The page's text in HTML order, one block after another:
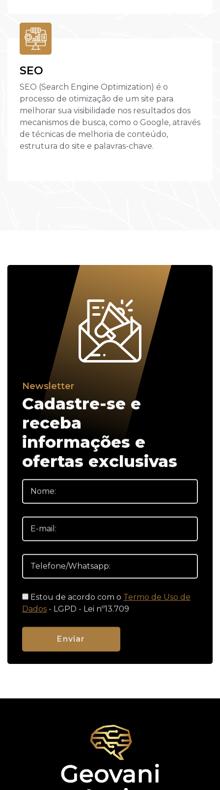
SEO
SEO (Search Engine Optimization) é o
processo de otimização de um site para
melhorar sua visibilidade nos resultados dos
mecanismos de busca, como o Google, através
de técnicas de melhoria de conteúdo,
estrutura do site e palavras-chave.
Newsletter
Cadastre-se e
receba
informações e
ofertas exclusivas
Estou de acordo com o Termo de Uso de
Dados
- LGPD - Lei nº13.709